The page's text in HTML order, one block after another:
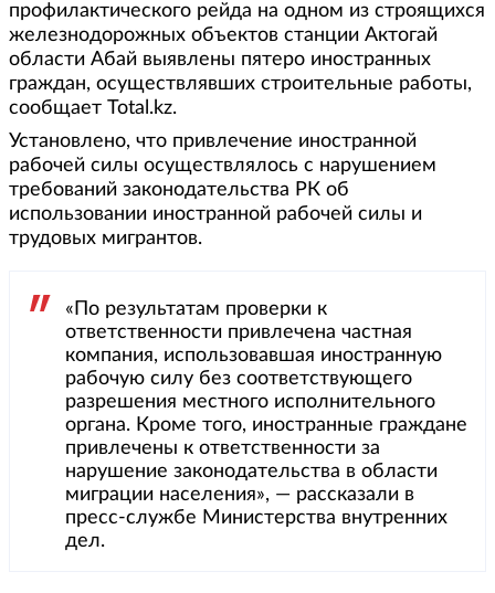
профилактического рейда на одном из строящихся
железнодорожных объектов станции Актогай
области Абай выявлены пятеро иностранных
граждан, осуществлявших строительные работы,
сообщает Total.kz.
Установлено, что привлечение иностранной
рабочей силы осуществлялось с нарушением
требований законодательства РК об
использовании иностранной рабочей силы и
трудовых мигрантов.
«По результатам проверки к
ответственности привлечена частная
компания, использовавшая иностранную
рабочую силу без соответствующего
разрешения местного исполнительного
органа. Кроме того, иностранные граждане
привлечены к ответственности за
нарушение законодательства в области
миграции населения», — рассказали в
пресс-службе Министерства внутренних
дел.